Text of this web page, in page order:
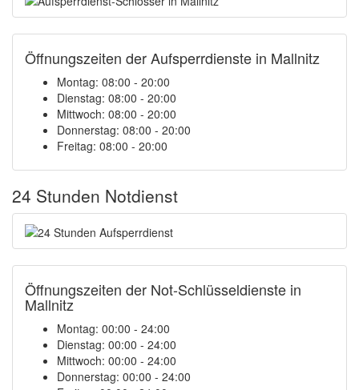
Öffnungszeiten der Aufsperrdienste in Mallnitz
Montag: 08:00 - 20:00
Dienstag: 08:00 - 20:00
Mittwoch: 08:00 - 20:00
Donnerstag: 08:00 - 20:00
Freitag: 08:00 - 20:00
24 Stunden Notdienst
Öffnungszeiten der Not-Schlüsseldienste in
Mallnitz
Montag: 00:00 - 24:00
Dienstag: 00:00 - 24:00
Mittwoch: 00:00 - 24:00
Donnerstag: 00:00 - 24:00